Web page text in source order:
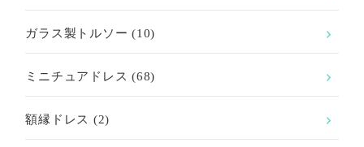
ガラス製トルソー (10)
ミニチュアドレス (68)
額縁ドレス (2)